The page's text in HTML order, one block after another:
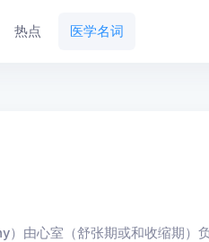
热点 医学名词
由心室（舒张期或和收缩期）